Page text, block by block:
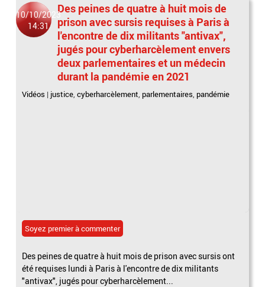
10/10/2023
14:31
Des peines de quatre à huit mois de
prison avec sursis requises à Paris à
l'encontre de dix militants "antivax",
jugés pour cyberharcèlement envers
deux parlementaires et un médecin
durant la pandémie en 2021
Vidéos | justice,cyberharcèlement, parlementaires, pandémie
Soyez premier à commenter
Des peines de quatre à huit mois de prison avec sursis ont
été requises lundi à Paris à l'encontre de dix militants
"antivax", jugés pour cyberharcèlement...